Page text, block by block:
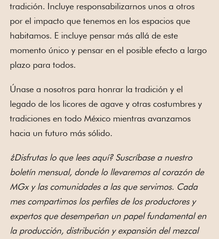
tradición. Incluye responsabilizarnos unos a otros
por el impacto que tenemos en los espacios que
habitamos. E incluye pensar más allá de este
momento único y pensar en el posible efecto a largo
plazo para todos.
Únase a nosotros para honrar la tradición y el
legado de los licores de agave y otras costumbres y
tradiciones en todo México mientras avanzamos
hacia un futuro más sólido.
¿Disfrutas lo que lees aquí? Suscríbase a nuestro
boletín mensual, donde lo llevaremos al corazón de
MGx y las comunidades a las que servimos. Cada
mes compartimos los perfiles de los productores y
expertos que desempeñan un papel fundamental en
la producción, distribución y expansión del mezcal